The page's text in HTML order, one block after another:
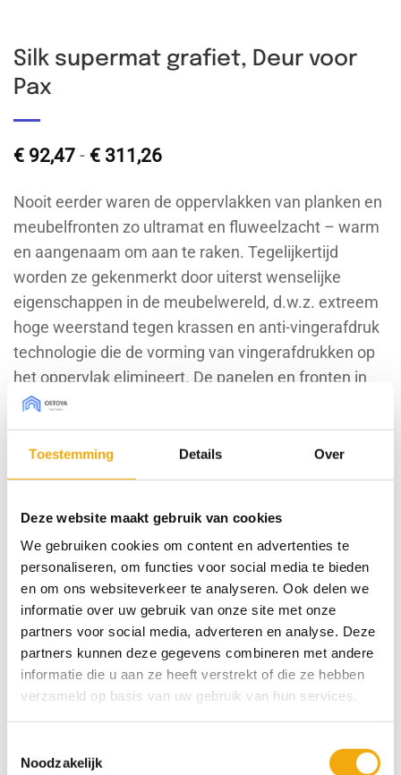
Toestemming Details Over
Deze website maakt gebruik van cookies
We gebruiken cookies om content en advertenties te
personaliseren, om functies voor social media te bieden
en om ons websiteverkeer te analyseren. Ook delen we
informatie over uw gebruik van onze site met onze
partners voor social media, adverteren en analyse. Deze
partners kunnen deze gegevens combineren met andere
informatie die u aan ze heeft verstrekt of die ze hebben
verzameld op basis van uw gebruik van hun services.
Noodzakelijk
Silk supermat grafiet, Deur voor
Pax
€ 92,47 - € 311,26Prijsklasse:
tot
€ 311,26
Nooit eerder waren de oppervlakken van planken en
meubelfronten zo ultramat en fluweelzacht – warm
en aangenaam om aan te raken. Tegelijkertijd
worden ze gekenmerkt door uiterst wenselijke
eigenschappen in de meubelwereld, d.w.z. extreem
hoge weerstand tegen krassen en anti-vingerafdruk
technologie die de vorming van vingerafdrukken op
het oppervlak elimineert. De panelen en fronten in
de Silk collectie zijn een product waarvan de luxe
uitstraling wordt gecombineerd met praktische
kenmerken het dagelijks gebruik is veel eenvoudiger
en de levensduur is veel langer dan die van andere
Bestel sample € 7,50 (borg)
Type front
Afmeting Pax (bxh)